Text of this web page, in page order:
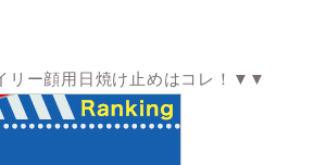
ー顔用日焼け止めはコレ！▼▼